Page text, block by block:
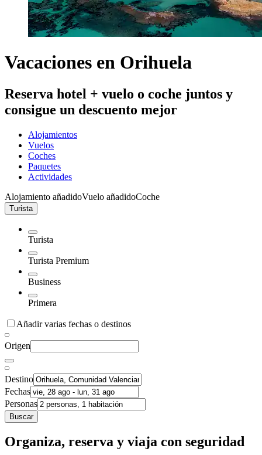
Vacaciones en Orihuela
Reserva hotel + vuelo o coche juntos y
consigue un descuento mejor
Alojamientos
Vuelos
Coches
Paquetes
Actividades
Alojamiento añadidoVuelo añadidoCoche
Turista
Turista
Turista Premium
Business
Primera
Añadir varias fechas o destinos
Origen
Destino
Fechas
Personas
Buscar
Organiza, reserva y viaja con seguridad